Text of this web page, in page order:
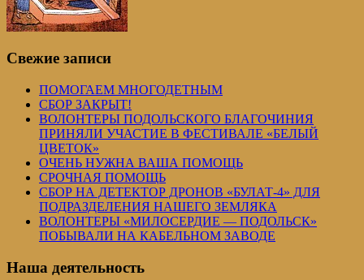
Свежие записи
ПОМОГАЕМ МНОГОДЕТНЫМ
СБОР ЗАКРЫТ!
ВОЛОНТЕРЫ ПОДОЛЬСКОГО БЛАГОЧИНИЯ
ПРИНЯЛИ УЧАСТИЕ В ФЕСТИВАЛЕ «БЕЛЫЙ
ЦВЕТОК»
ОЧЕНЬ НУЖНА ВАША ПОМОЩЬ
СРОЧНАЯ ПОМОЩЬ
СБОР НА ДЕТЕКТОР ДРОНОВ «БУЛАТ-4» ДЛЯ
ПОДРАЗДЕЛЕНИЯ НАШЕГО ЗЕМЛЯКА
ВОЛОНТЕРЫ «МИЛОСЕРДИЕ — ПОДОЛЬСК»
ПОБЫВАЛИ НА КАБЕЛЬНОМ ЗАВОДЕ
Наша деятельность